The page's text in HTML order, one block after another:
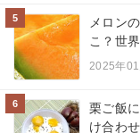
5
メロン
こ？世
2025年01
6
栗ご飯
け合わ